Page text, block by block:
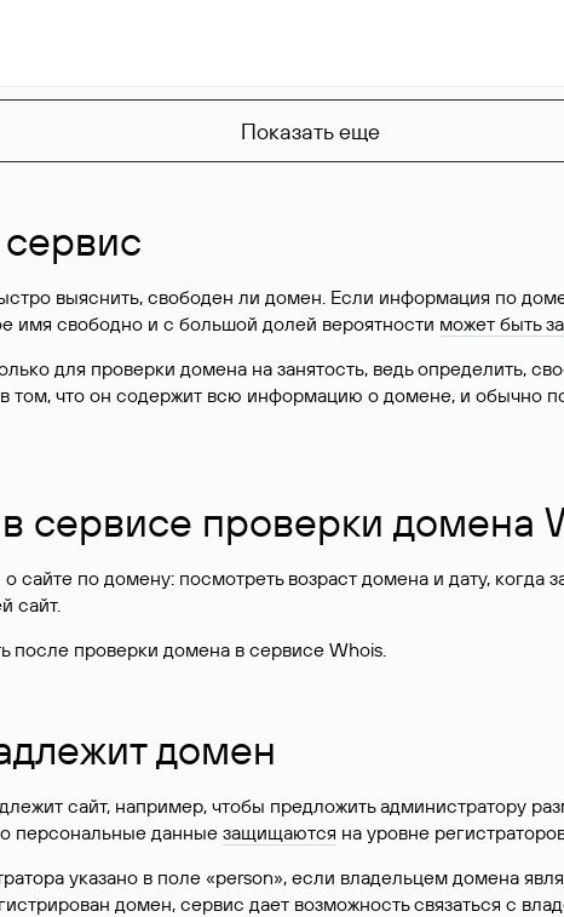
Показать еще
выяснить, свободен ли домен. Если информация по
имя свободно и с большой долей вероятности может быть
для проверки домена на занятость, ведь определить,
том, что он содержит всю информацию о домене, и обычно
сервисе проверки домена
по домену: посмотреть возраст домена и дату, когда
сайт.
после проверки домена в сервисе Whois.
домен
сайт, например, чтобы предложить администратору
персональные данные защищаются на уровне
указано в поле «person», если владельцем домена
домен, сервис дает возможность связаться с